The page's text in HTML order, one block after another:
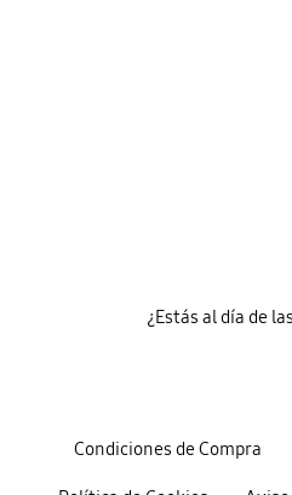
Condiciones de Compra
¿Estás al día de